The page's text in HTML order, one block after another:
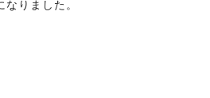
りました。